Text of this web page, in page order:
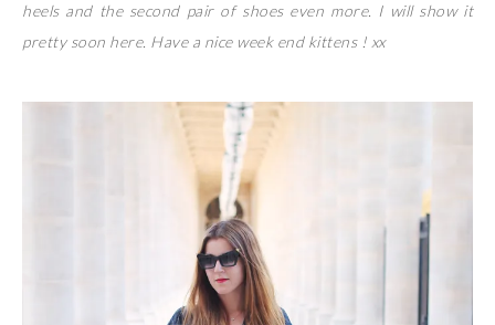
heels and the second pair of shoes even more. I will show it
pretty soon here. Have a nice week end kittens ! xx